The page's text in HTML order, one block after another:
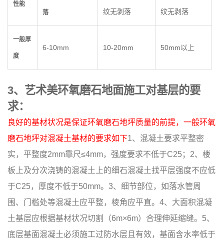
性能
落
纹无剥落
纹无剥落
一般厚
度
6-10mm 10-20mm 50mm以上
3、艺术美环氧磨石地面施工对基层的要
求：
良好的基材状况是保证环氧磨石地坪质量的前提，一般环氧
磨石地坪对混凝土基材的要求如下1、混凝土要求平整密
实，平整度2mm靠尺≤4mm，强度要求不低于C25；2、楼
板上及分次浇铸的混凝土上的细石混凝土找平层强度不应低
于C25，厚度不低于50mm。3、细节部位，如落水管周
围、门槛处等混凝土应平整，棱角应平直。4、大面积混凝
土基层应根据基材状况切割（6m×6m）合理伸延缩缝。5、
底层基面混凝土必须施工过防水层且有效，基面含水率低于